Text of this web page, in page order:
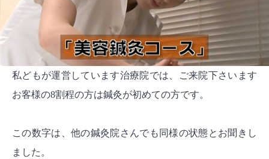
私どもが運営しています治療院では、ご来院下さいます
お客様の8割程の方は鍼灸が初めての方です。
この数字は、他の鍼灸院さんでも同様の状態とお聞きし
ました。